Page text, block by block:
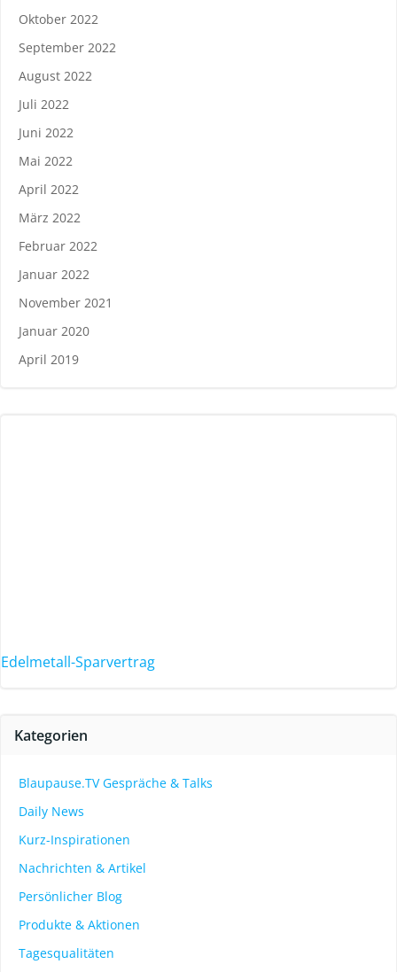
Oktober 2022
September 2022
August 2022
Juli 2022
Juni 2022
Mai 2022
April 2022
März 2022
Februar 2022
Januar 2022
November 2021
Januar 2020
April 2019
Edelmetall-Sparvertrag
Kategorien
Blaupause.TV Gespräche & Talks
Daily News
Kurz-Inspirationen
Nachrichten & Artikel
Persönlicher Blog
Produkte & Aktionen
Tagesqualitäten